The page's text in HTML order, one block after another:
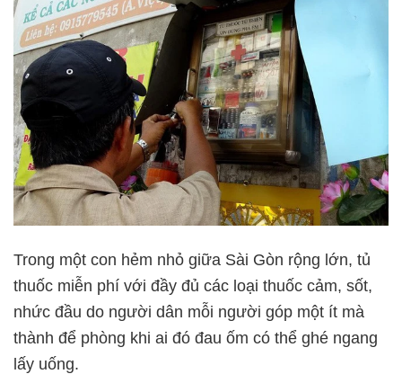
Trong một con hẻm nhỏ giữa Sài Gòn rộng lớn, tủ
thuốc miễn phí với đầy đủ các loại thuốc cảm, sốt,
nhức đầu do người dân mỗi người góp một ít mà
thành để phòng khi ai đó đau ốm có thể ghé ngang
lấy uống.